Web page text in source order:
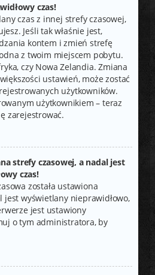
czas!
czas z innej strefy czasowej,
Jeśli tak właśnie jest,
kontem i zmień strefę
z twoim miejscem pobytu.
czy Nowa Zelandia. Zmiana
ustawień, może zostać
użytkowników.
użytkownikiem – teraz
zarejestrować.
strefy czasowej, a nadal jest
czas!
została ustawiona
jest wyświetlany nieprawidłowo,
jest ustawiony
o tym administratora, by